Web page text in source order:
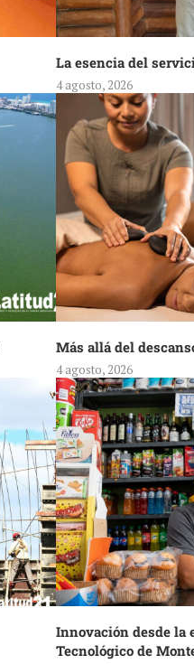
La esencia del
4 agosto, 2026
Más allá del
4 agosto, 2026
Innovación desde la
Tecnológico de